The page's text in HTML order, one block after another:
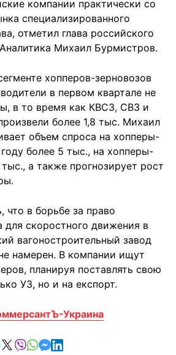
компании практически со
специализированного
отметил глава российского
Михаил Бурмистров.
хопперов-зерновозов
в первом квартале не
в то время как КВСЗ, СВЗ и
более 1,8 тыс. Михаил
объем спроса на хопперы-
более 5 тыс., на хопперы-
а также прогнозирует рост
что в борьбе за право
для скоростного движения в
вагоностроительный завод
намерен. В компании ищут
планируя поставлять свою
УЗ, но и на експорт.
Украина
в Telegram
поделиться в Facebook
поделиться в X
отправить в Viber
отправить в Whatsapp
отправить в Messenger
отправить в LinkedIn